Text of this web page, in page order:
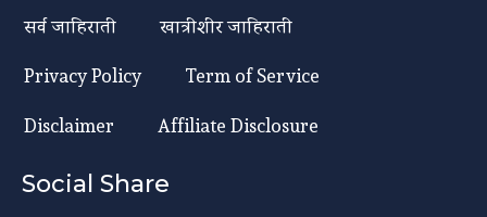
सर्व जाहिराती
खात्रीशीर जाहिराती
Privacy Policy
Term of Service
Disclaimer
Affiliate Disclosure
Social Share